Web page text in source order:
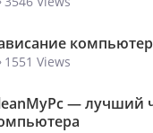
1551 Views
— лучший